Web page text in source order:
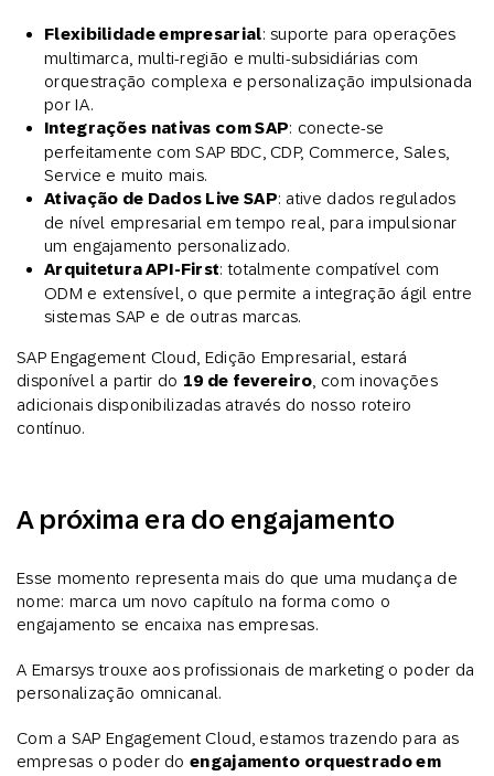
Flexibilidade empresarial: suporte para operações
multimarca, multi-região e multi-subsidiárias com
orquestração complexa e personalização impulsionada
por IA.
Integrações nativas com SAP: conecte-se
perfeitamente com SAP BDC, CDP, Commerce, Sales,
Service e muito mais.
Ativação de Dados Live SAP: ative dados regulados
de nível empresarial em tempo real, para impulsionar
um engajamento personalizado.
Arquitetura API-First: totalmente compatível com
ODM e extensível, o que permite a integração ágil entre
sistemas SAP e de outras marcas.
SAP Engagement Cloud, Edição Empresarial, estará
disponível a partir do 19 de fevereiro , com inovações
adicionais disponibilizadas através do nosso roteiro
contínuo.
A próxima era do engajamento
Esse momento representa mais do que uma mudança de
nome: marca um novo capítulo na forma como o
engajamento se encaixa nas empresas.
A Emarsys trouxe aos profissionais de marketing o poder da
personalização omnicanal.
Com a SAP Engagement Cloud, estamos trazendo para as
empresas o poder doengajamento orquestrado em